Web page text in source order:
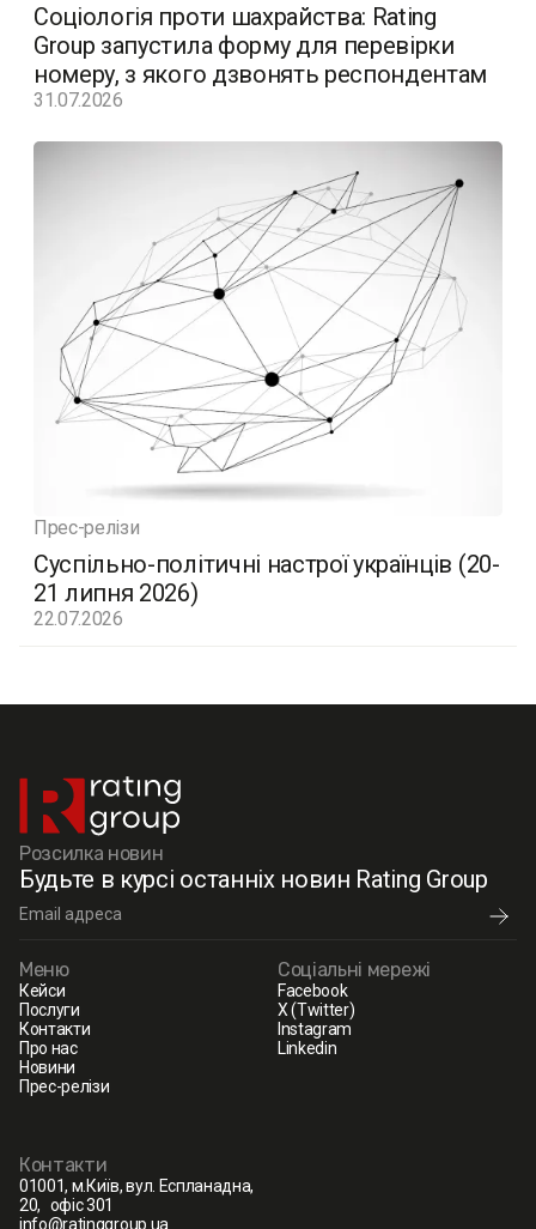
Соціологія проти шахрайства: Rating
Group запустила форму для перевірки
номеру, з якого дзвонять респондентам
31.07.2026
Прес-релізи
Суспільно-політичні настрої українців (20-
21 липня 2026)
22.07.2026
Розсилка новин
Будьте в курсі останніх новин Rating Group
Меню
Кейси
Послуги
Контакти
Про нас
Новини
Прес-релізи
Соціальні мережі
Facebook
X (Twitter)
Instagram
Linkedin
Контакти
01001, м.Київ, вул. Еспланадна,
20, офіс 301
info@ratinggroup.ua